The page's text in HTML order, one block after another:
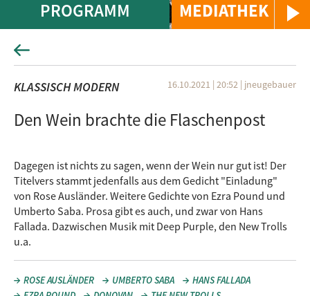
MEDIATHEK
PROGRAMM
KLASSISCH MODERN 16.10.2021 | 20:52 | jneugebauer
Den Wein brachte die Flaschenpost
Dagegen ist nichts zu sagen, wenn der Wein nur gut ist! Der
Titelvers stammt jedenfalls aus dem Gedicht "Einladung"
von Rose Ausländer. Weitere Gedichte von Ezra Pound und
Umberto Saba. Prosa gibt es auch, und zwar von Hans
Fallada. Dazwischen Musik mit Deep Purple, den New Trolls
u.a.
ROSE AUSLÄNDER UMBERTO SABA
HANS FALLADA